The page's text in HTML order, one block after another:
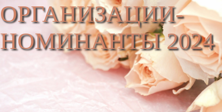
ОРГАНИЗАЦИИ-
НОМИНАНТЫ 2024